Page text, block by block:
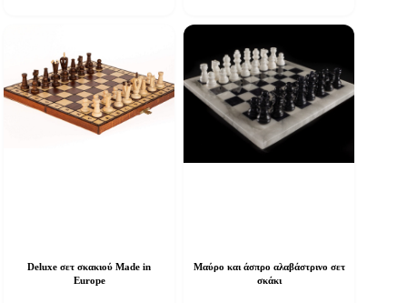
Deluxe σετ σκακιού Made in
Europe
Μαύρο και άσπρο αλαβάστρινο σετ
σκάκι